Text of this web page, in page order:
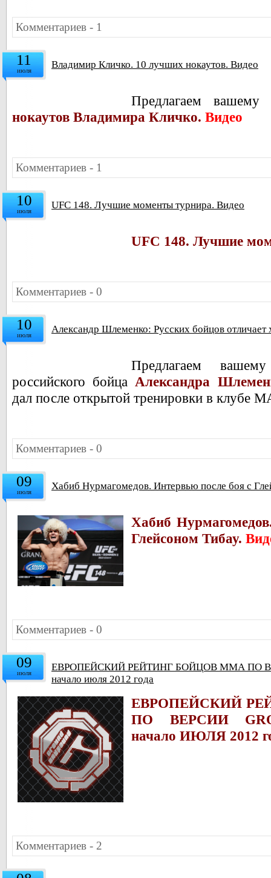
Комментариев - 1
11
июля Владимир Кличко. 10 лучших нокаутов. Видео
Предлагаем
нокаутов Владимира Кличко. Видео
Комментариев - 1
10
июля UFC 148. Лучшие моменты турнира. Видео
UFC 148. Лучшие
Комментариев - 0
10
июля Александр Шлеменко: Русских бойцов отличает
Предлагаем
российского бойца Александра
дал после открытой тренировки в клубе
Комментариев - 0
09
июля Хабиб Нурмагомедов. Интервью после боя с
Хабиб
Глейсоном Тибау.
Комментариев - 0
09
июля
ЕВРОПЕЙСКИЙ РЕЙТИНГ БОЙЦОВ ММА ПО
начало июля 2012 года
ЕВРОПЕЙСКИЙ
ПО ВЕРСИИ
начало ИЮЛЯ 2012
Комментариев - 2